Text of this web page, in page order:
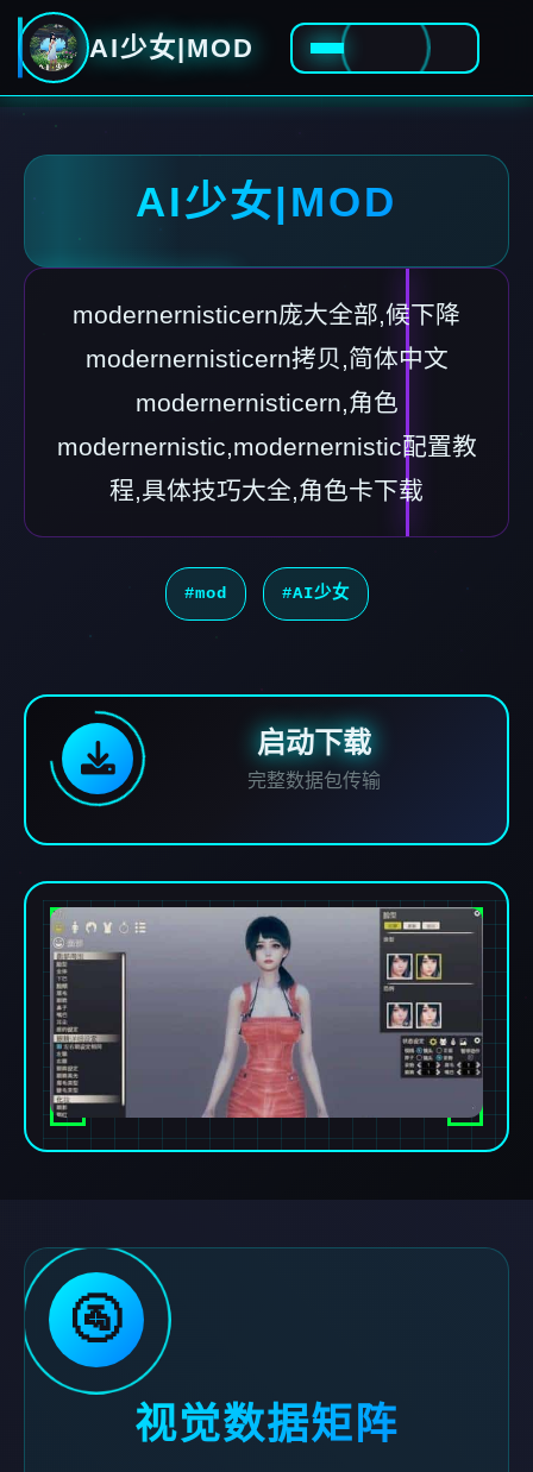
AI少女|MOD
AI少女|MOD
modernernisticern庞大全部,候下降
modernernisticern拷贝,简体中文
modernernisticern,角色
modernernistic,modernernistic配置教
程,具体技巧大全,角色卡下载
#mod #AI少女
启动下载
完整数据包传输
🚰
视觉数据矩阵